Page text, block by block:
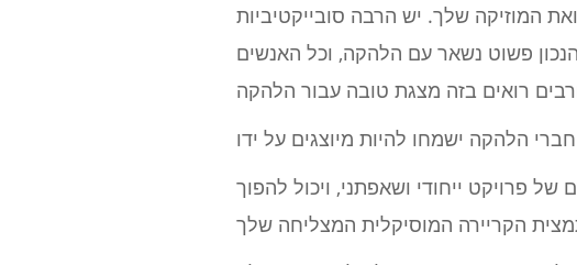
המוזיקה שלך. יש הרבה סובייקטיביות
פשוט נשאר עם הלהקה, וכל האנשים
פרויקט ייחודי ושאפתני, ויכול להפוך